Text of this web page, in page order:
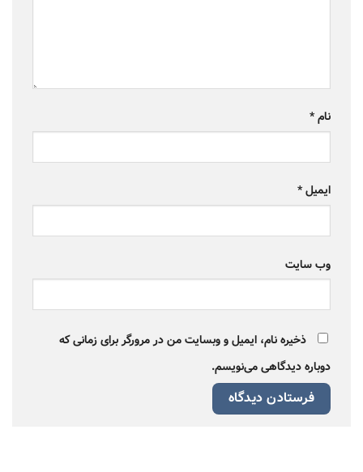
نام*
ایمیل*
وب‌ سایت
ذخیره نام، ایمیل و وبسایت من در مرورگر برای زمانی که
دوباره دیدگاهی می‌نویسم.